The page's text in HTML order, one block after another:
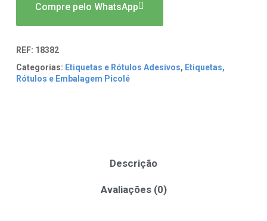
Compre pelo WhatsApp
REF: 18382
Categorias: Etiquetas e Rótulos Adesivos, Etiquetas,
Rótulos e Embalagem Picolé
Descrição
Avaliações (0)